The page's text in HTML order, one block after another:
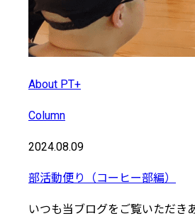
About PT+
Column
2024.08.09
部活動便り（コーヒー部編）
いつも当ブログをご覧いただき